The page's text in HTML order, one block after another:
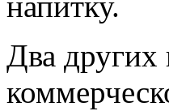
Два других